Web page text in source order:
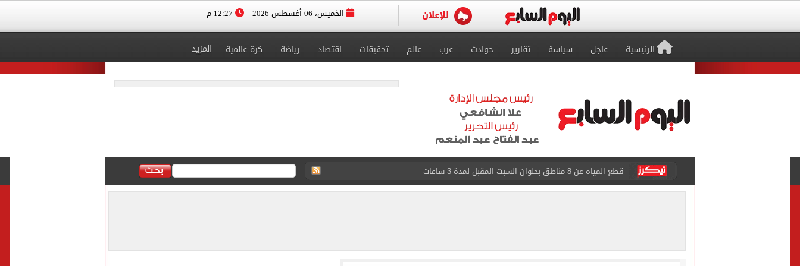
الخميس، 06 أغسطس 2026
الرئيسية عاجل سياسة تقارير حوادث عرب عالم تحقيقات اقتصاد رياضة كرة عالمية المزيد
محافظ البحيرة تعتمد نتيجة امتحانات الدور الثاني للإعدادية بنسبة نجاح 100%
أون سبورت تعلن إذاعة قرعة دورى أبطال أفريقيا والكونفدرالية اليوم
بعد انتقال محمد صلاح.. عمدة طرابزون يشترى 6661 قميصًا للنادى.. فيديو